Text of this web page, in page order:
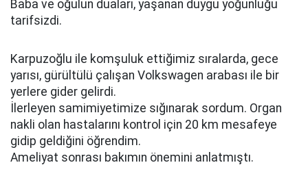
Baba ve oğulun duaları, yaşanan duygu yoğunluğu
tarifsizdi.
Karpuzoğlu ile komşuluk ettiğimiz sıralarda, gece
yarısı, gürültülü çalışan Volkswagen arabası ile bir
yerlere gider gelirdi.
İlerleyen samimiyetimize sığınarak sordum. Organ
nakli olan hastalarını kontrol için 20 km mesafeye
gidip geldiğini öğrendim.
Ameliyat sonrası bakımın önemini anlatmıştı.